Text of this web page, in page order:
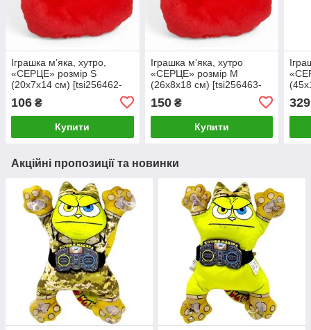
Іграшка м’яка, хутро,
«СЕРЦЕ» розмір S
(20x7x14 см) [tsi256462-
106 ₴
Купити
Іграшка м’яка, хутро
«СЕРЦЕ» розмір М
(26х8х18 см) [tsi256463-
150₴
Купити
329
Акційні пропозиції та новинки